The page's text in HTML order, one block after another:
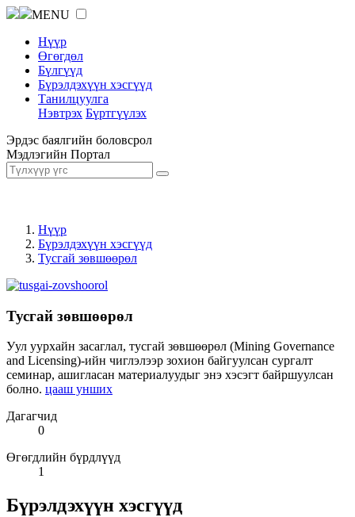
MENU
Нүүр
Өгөгдөл
Бүлгүүд
Бүрэлдэхүүн хэсгүүд
Танилцуулга
Нэвтрэх Бүртгүүлэх
Эрдэс баялгийн боловсрол
Мэдлэгийн Портал
Нүүр
Бүрэлдэхүүн хэсгүүд
Тусгай зөвшөөрөл
Тусгай зөвшөөрөл
Уул уурхайн засаглал, тусгай зөвшөөрөл (Mining Governance
and Licensing)-ийн чиглэлээр зохион байгуулсан сургалт
семинар, ашигласан материалуудыг энэ хэсэгт байршуулсан
болно. цааш унших
Дагагчид
0
Өгөгдлийн бүрдлүүд
1
Бүрэлдэхүүн хэсгүүд